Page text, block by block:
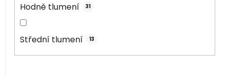
Hodně tlumení 31
Střední tlumení 13